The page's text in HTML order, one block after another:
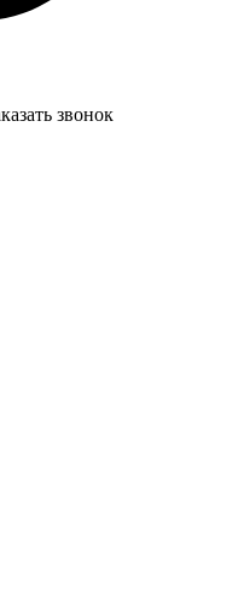
звонок